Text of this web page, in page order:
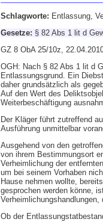
Schlagworte: Entlassung,
Gesetze: § 82 Abs 1 lit d
GZ 8 ObA 25/10z,
OGH: Nach § 82 Abs 1 lit d
Entlassungsgrund. Ein
daher grundsätzlich als
Auf den Wert des
Weiterbeschäftigung
Der Kläger führt zutreffend
Ausführung unmittelbar
Ausgehend von den
von ihrem Bestimmungsort
Verheimlichung der
um bei seinem Vorhaben
Hause nehmen wollte,
gesprochen werden könne,
Ob der